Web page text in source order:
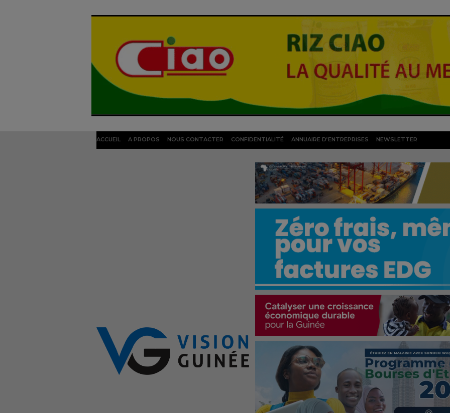
ACCUEIL A PROPOS NOUS CONTACTER CONFIDENTIALITÉ ANNUAIRE D’ENTREPRISES NEWSLETTER